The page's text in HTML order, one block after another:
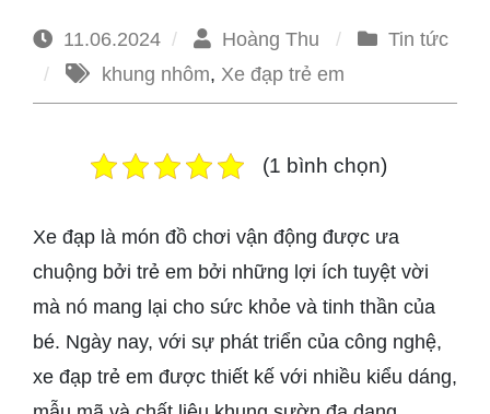
11.06.2024 Hoàng Thu
Tin tức
khung nhôm, Xe đạp trẻ em
(1 bình chọn)
Xe đạp là món đồ chơi vận động được ưa
chuộng bởi trẻ em bởi những lợi ích tuyệt vời
mà nó mang lại cho sức khỏe và tinh thần của
bé. Ngày nay, với sự phát triển của công nghệ,
xe đạp trẻ em được thiết kế với nhiều kiểu dáng,